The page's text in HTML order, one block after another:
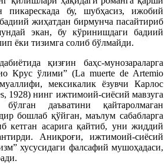
пикарескада бу, шубҳасиз, ижобий
жиҳатдан бирмунча пасайтириб
экан, бу кўринишдаги бадиий
ёки тизимга солиб бўлмайди.
қизғин баҳс-мунозараларга
Крус ўлими” (La muerte de Artemio
мексикалик ёзувчи Карлос
1928) нинг ижтимоий-сиёсий мавзуга
даъватини қайтаролмаган
бошлаб қўйган, маълум сабабларга
кетган асарига қайтиб, уни жиддий
Аниқроғи, ижтимоий-сиёсий
хусусидаги фалсафий мушоҳадаси,